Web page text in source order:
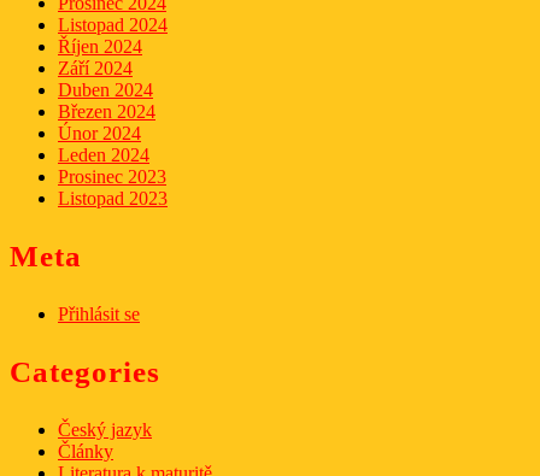
Listopad 2024
Říjen 2024
Září 2024
Duben 2024
Březen 2024
Únor 2024
Leden 2024
Prosinec 2023
Listopad 2023
Meta
Přihlásit se
Categories
Český jazyk
Články